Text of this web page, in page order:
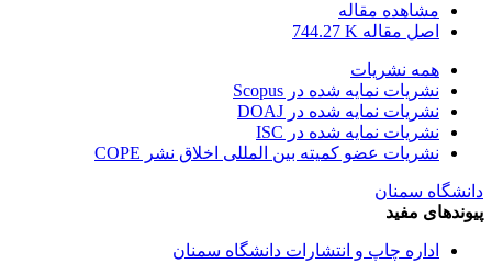
مشاهده مقاله
اصل مقاله 744.27 K
همه نشریات
نشریات نمایه شده در Scopus
نشریات نمایه شده در DOAJ
نشریات نمایه شده در ISC
نشریات عضو کمیته بین المللی اخلاق نشر COPE
دانشگاه سمنان
پیوندهای مفید
اداره چاپ و انتشارات دانشگاه سمنان